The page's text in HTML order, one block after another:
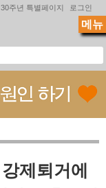
30주년 특별페이지 로그인
제퇴거에
메뉴